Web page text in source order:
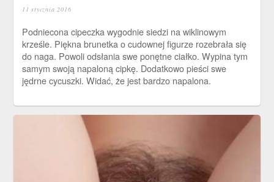
11 stycznia 2016
Podniecona cipeczka wygodnie siedzi na wiklinowym
krześle. Piękna brunetka o cudownej figurze rozebrała się
do naga. Powoli odsłania swe ponętne ciałko. Wypina tym
samym swoją napaloną cipkę. Dodatkowo pieści swe
jędrne cycuszki. Widać, że jest bardzo napalona.